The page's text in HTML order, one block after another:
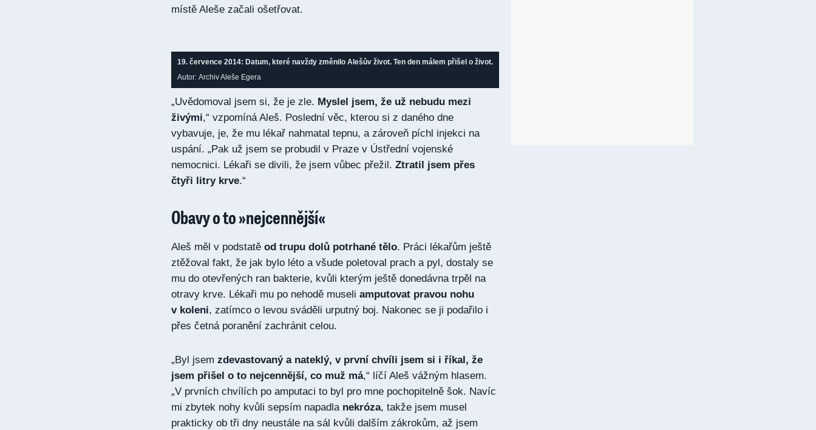
místě Aleše začali ošetřovat.
19. července 2014: Datum, které navždy změnilo Alešův život. Ten den málem přišel o život.
Autor: Archiv Aleše Egera
„Uvědomoval jsem si, že je zle. Myslel jsem, že už nebudu mezi
živými,“ vzpomíná Aleš. Poslední věc, kterou si z daného dne
vybavuje, je, že mu lékař nahmatal tepnu, a zároveň píchl injekci na
uspání. „Pak už jsem se probudil v Praze v Ústřední vojenské
nemocnici. Lékaři se divili, že jsem vůbec přežil. Ztratil jsem přes
čtyři litry krve.“
Obavy o to »nejcennější«
Aleš měl v podstatě od trupu dolů potrhané tělo. Práci lékařům ještě
ztěžoval fakt, že jak bylo léto a všude poletoval prach a pyl, dostaly se
mu do otevřených ran bakterie, kvůli kterým ještě donedávna trpěl na
otravy krve. Lékaři mu po nehodě museli amputovat pravou nohu
v koleni, zatímco o levou sváděli urputný boj. Nakonec se ji podařilo i
přes četná poranění zachránit celou.
„Byl jsem zdevastovaný a nateklý, v první chvíli jsem si i říkal, že
jsem přišel o to nejcennější, co muž má,“ líčí Aleš vážným hlasem.
„V prvních chvílích po amputaci to byl pro mne pochopitelně šok. Navíc
mi zbytek nohy kvůli sepsím napadla nekróza, takže jsem musel
prakticky ob tři dny neustále na sál kvůli dalším zákrokům, až jsem